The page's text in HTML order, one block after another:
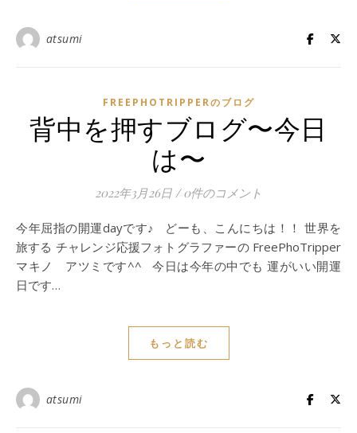
atsumi
FREEPHOTRIPPERのブログ
背中を押すブログ〜今日
は〜
2022年3月26日 / 0件のコメント
今年屈指の開運dayです♪ どーも、こんにちは！！ 世界を
旅する チャレンジ応援フォトグラファーの FreePhoTripper
マキノ アツミです^^ 今日は今年の中でも 運がいい開運
日です…
もっと読む
atsumi